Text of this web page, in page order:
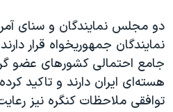
قانون شفافیت دارائی کادر رهبری
اعتراضات مردمی آبان ۹۸
اسرائیل در جنگ
دو مجلس نمایندگان و سنای
نمایندگان جمهوریخواه قرار
هسته‌ای ایران دارند و تاکید
توافقی ملاحظات کنگره نیز